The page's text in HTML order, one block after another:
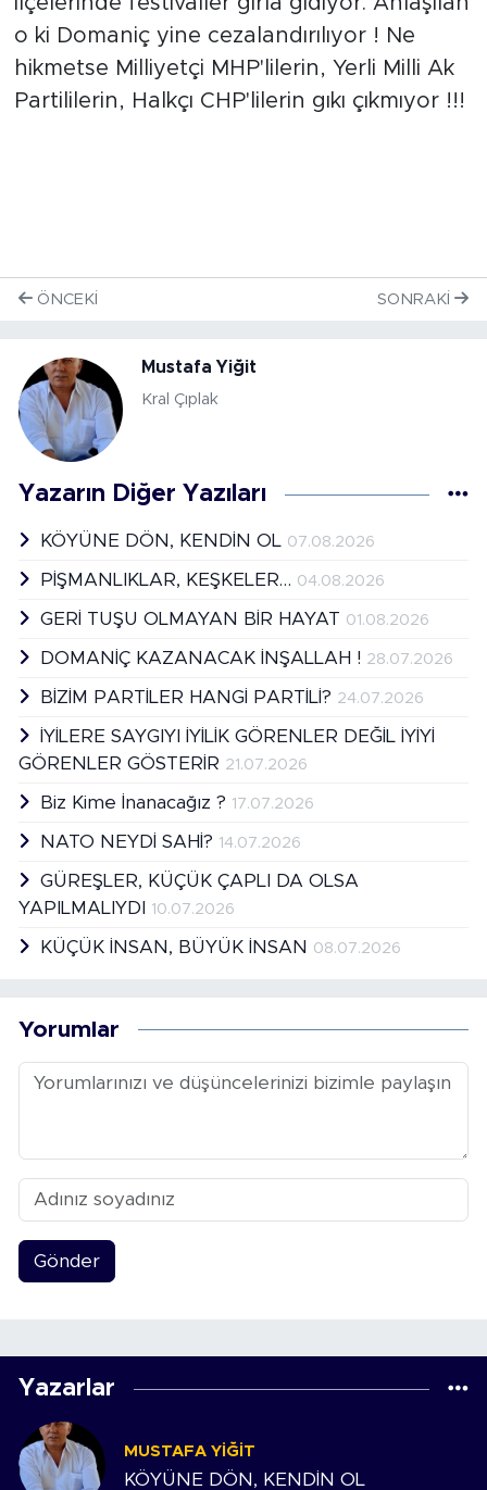
o ki Domaniç yine cezalandırılıyor ! Ne
hikmetse Milliyetçi MHP'lilerin, Yerli Milli Ak
Partililerin, Halkçı CHP'lilerin gıkı çıkmıyor !!!
ÖNCEKI SONRAKI
Mustafa Yiğit
Kral Çıplak
Yazarın Diğer Yazıları
KÖYÜNE DÖN, KENDİN OL 07.08.2026
PİŞMANLIKLAR, KEŞKELER… 04.08.2026
GERİ TUŞU OLMAYAN BİR HAYAT 01.08.2026
DOMANİÇ KAZANACAK İNŞALLAH ! 28.07.2026
BİZİM PARTİLER HANGİ PARTİLİ? 24.07.2026
İYİLERE SAYGIYI İYİLİK GÖRENLER DEĞİL İYİYİ
GÖRENLER GÖSTERİR 21.07.2026
Biz Kime İnanacağız ? 17.07.2026
NATO NEYDİ SAHİ? 14.07.2026
GÜREŞLER, KÜÇÜK ÇAPLI DA OLSA
YAPILMALIYDI
10.07.2026
KÜÇÜK İNSAN, BÜYÜK İNSAN 08.07.2026
Yorumlar
Gönder
Yazarlar
MUSTAFA YIĞIT
KÖYÜNE DÖN, KENDİN OL